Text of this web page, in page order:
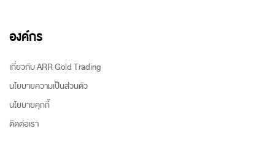
องค์กร
เกี่ยวกับ ARR Gold Trading
นโยบายความเป็นส่วนตัว
นโยบายคุกกี้
ติดต่อเรา